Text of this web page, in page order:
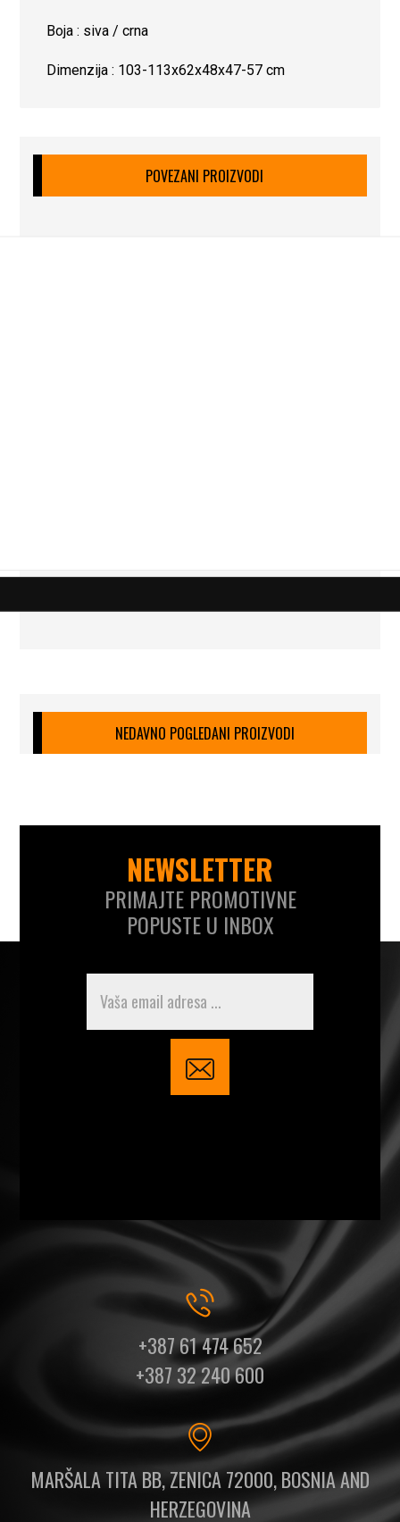
Boja : siva / crna
Dimenzija : 103-113x62x48x47-57 cm
POVEZANI PROIZVODI
NEDAVNO POGLEDANI PROIZVODI
NEWSLETTER
PRIMAJTE PROMOTIVNE
POPUSTE U INBOX
+387 61 474 652
+387 32 240 600
MARŠALA TITA BB, ZENICA 72000, BOSNIA AND
HERZEGOVINA